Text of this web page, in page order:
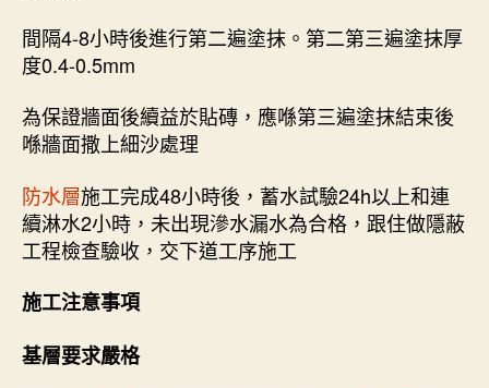
間隔4-8小時後進行第二遍塗抹。第二第三遍塗抹厚
度0.4-0.5mm
為保證牆面後續益於貼磚，應喺第三遍塗抹結束後
喺牆面撒上細沙處理
防水層施工完成48小時後，蓄水試驗24h以上和連
續淋水2小時，未出現滲水漏水為合格，跟住做隱蔽
工程檢查驗收，交下道工序施工
施工注意事項
基層要求嚴格